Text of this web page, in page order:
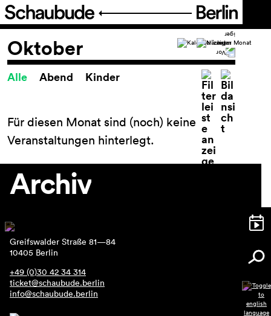
Programm
Spielplan
FIGURE IT OUT
Festival Theater der Dinge
Reihen und Projekte
Archiv
Ticket
Barrierefreiheit
Über uns
Oktober
Alle Abend Kinder
Spielplan
Für diesen Monat sind (noch) keine
Veranstaltungen hinterlegt.
Archiv
Greifswalder Straße 81—84
10405 Berlin
+49 (0)30 42 34 314
ticket@schaubude.berlin
info@schaubude.berlin